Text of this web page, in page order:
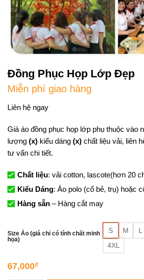
Đồng Phục Họp Lớp Đẹp
Miễn phí giao hàng
Liên hệ ngay
Giá áo đồng phục họp lớp phụ thuộc vào
lượng (x)kiểu dáng (x) chất liệu vải, liên
tư vấn chi tiết.
Chất liệu: vải cotton, lascote(hơn 20
Kiểu Dáng: Áo polo (cổ bẻ, trụ) hoặc
Hàng sẵn– Hàng cắt may
Size Áo (giá chỉ có tính chất minh
họa)
S M L
4XL
67,000₫